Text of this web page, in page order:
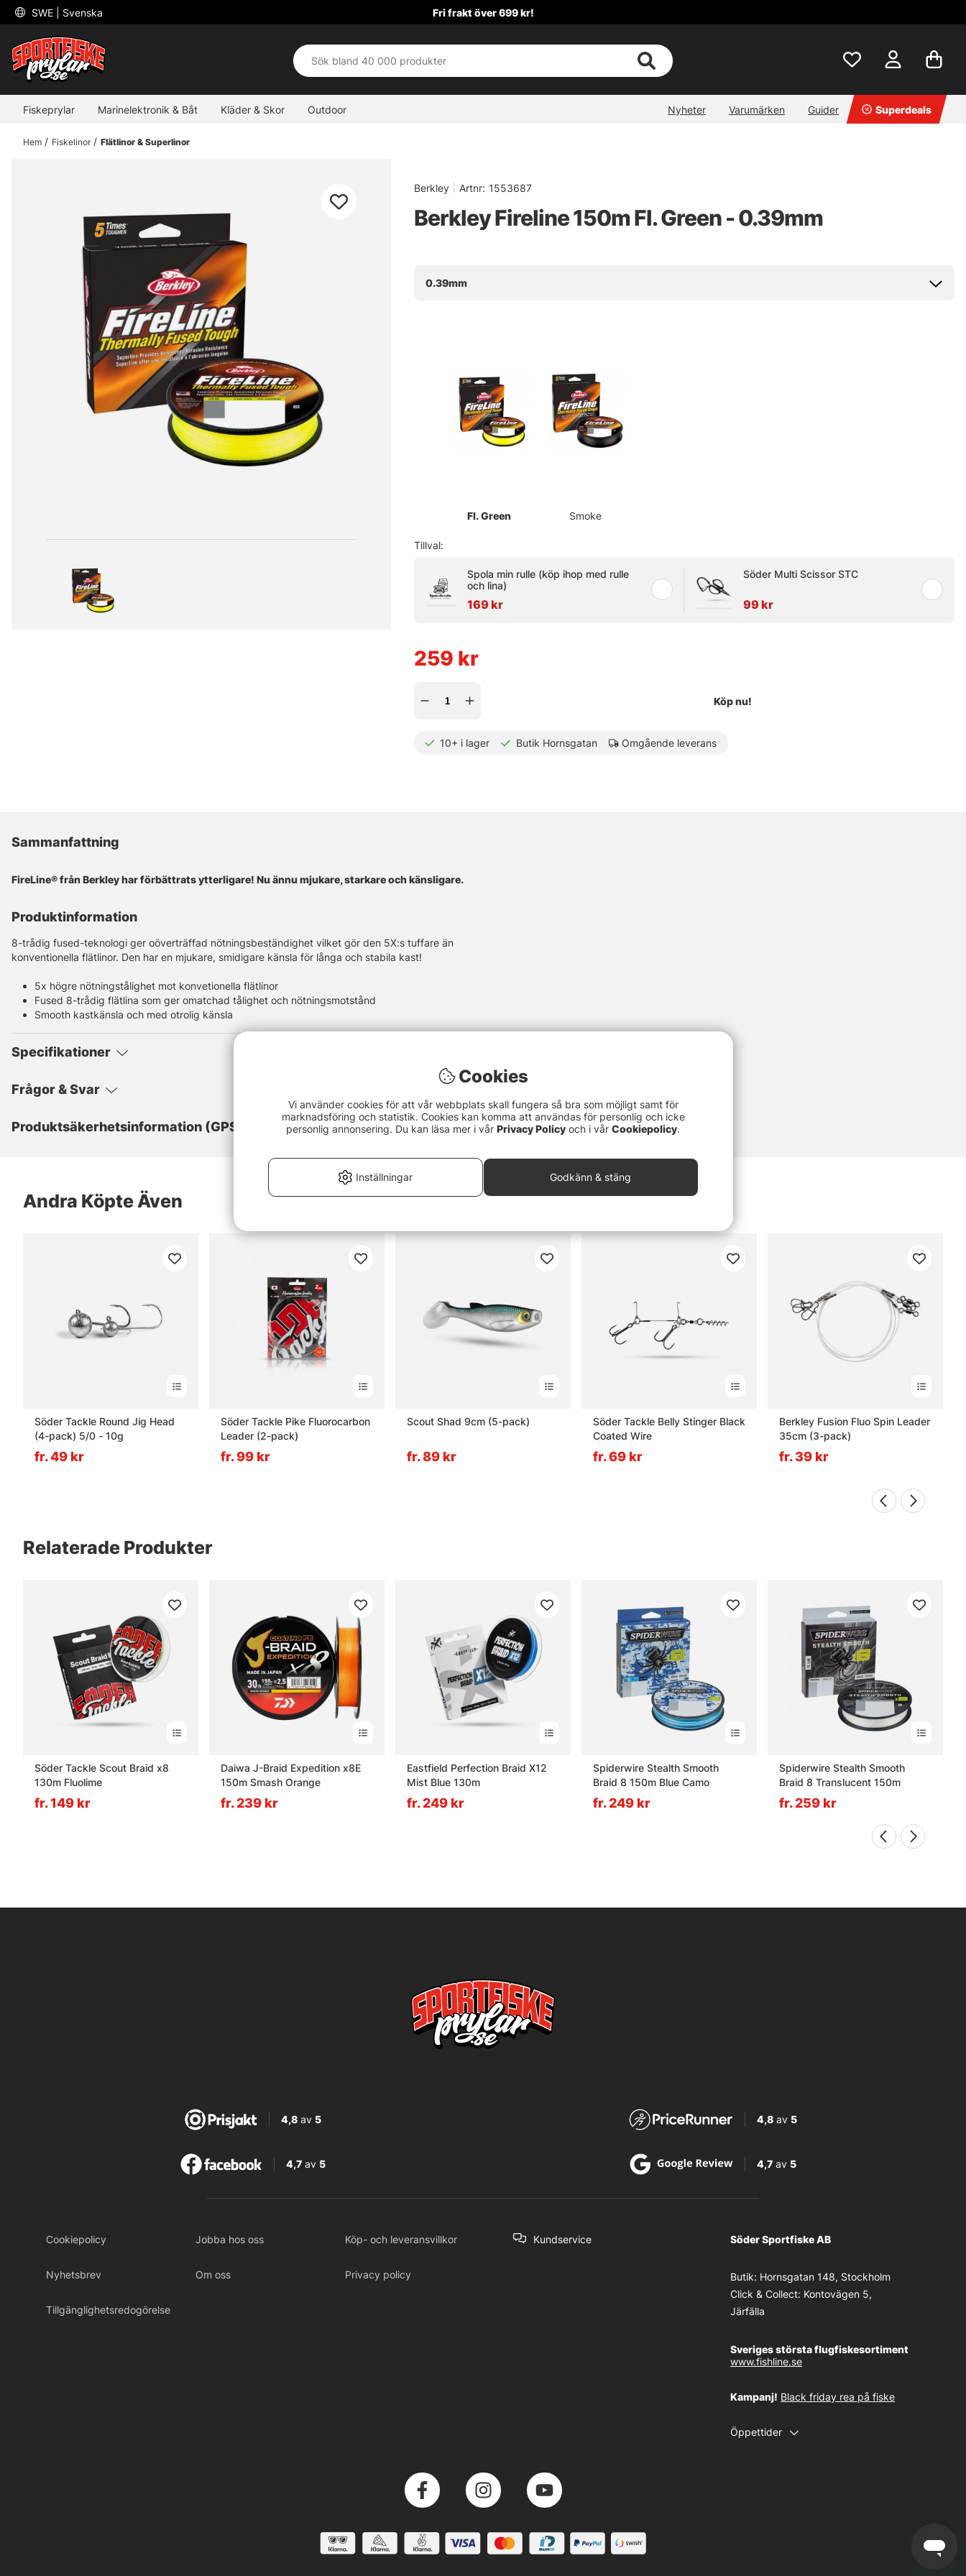
SWE | Svenska Fri frakt över 699 kr!
Fiskeprylar Marinelektronik & Båt Kläder & Skor Outdoor Nyheter Varumärken Guider Superdeals
Hem Fiskelinor Flätlinor & Superlinor
Berkley Artnr: 1553687
Berkley Fireline 150m Fl. Green - 0.39mm
0.39mm
Fl. Green Smoke
Tillval:
Spola min rulle (köp ihop med rulle
och lina)
169 kr
Söder Multi Scissor STC
99 kr
259 kr
Köp nu!
10+ i lager Butik Hornsgatan Omgående leverans
Sammanfattning
FireLine® från Berkley har förbättrats ytterligare! Nu ännu mjukare, starkare och känsligare.
Produktinformation
8-trådig fused-teknologi ger oöverträffad nötningsbeständighet vilket gör den 5X:s tuffare än
konventionella flätlinor. Den har en mjukare, smidigare känsla för långa och stabila kast!
5x högre nötningstålighet mot konvetionella flätlinor
Fused 8-trådig flätlina som ger omatchad tålighet och nötningsmotstånd
Smooth kastkänsla och med otrolig känsla
Specifikationer
Frågor & Svar
Produktsäkerhetsinformation (GPSR)
Andra Köpte Även
Söder Tackle Round Jig Head
(4-pack) 5/0 - 10g
fr. 49 kr
Söder Tackle Pike Fluorocarbon
Leader (2-pack)
fr. 99 kr
Scout Shad 9cm (5-pack)
fr. 89 kr
Söder Tackle Belly Stinger Black
Coated Wire
fr. 69 kr
Berkley Fusion Fluo Spin Leader
35cm (3-pack)
fr. 39 kr
Relaterade Produkter
Söder Tackle Scout Braid x8
130m Fluolime
fr. 149 kr
Daiwa J-Braid Expedition x8E
150m Smash Orange
fr. 239 kr
Eastfield Perfection Braid X12
Mist Blue 130m
fr. 249 kr
Spiderwire Stealth Smooth
Braid 8 150m Blue Camo
fr. 249 kr
Spiderwire Stealth Smooth
Braid 8 Translucent 150m
fr. 259 kr
4,8 av5 4,8av 5
4,7av 5 4,7av 5
Cookiepolicy Jobba hos oss Köp- och leveransvillkor
Nyhetsbrev Om oss Privacy policy
Tillgänglighetsredogörelse
Kundservice Söder Sportfiske AB
Butik: Hornsgatan 148, Stockholm
Click & Collect: Kontovägen 5,
Järfälla
Sveriges största flugfiskesortiment
www.fishline.se
Kampanj! Black friday rea på fiske
Öppettider
Cookies
Vi använder cookies för att vår webbplats skall fungera så bra som möjligt samt för
marknadsföring och statistik. Cookies kan komma att användas för personlig och icke
personlig annonsering. Du kan läsa mer i vår Privacy Policy och i vår Cookiepolicy.
Inställningar Godkänn & stäng